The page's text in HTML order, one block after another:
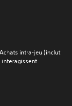
intra-jeu (inclut
interagissent